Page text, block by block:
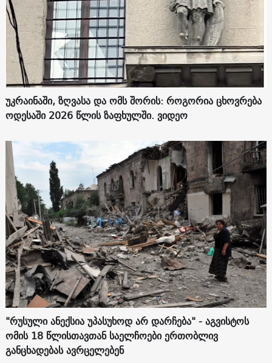
უკრაინაში, ზღვასა და ომს შორის: როგორია ცხოვრება
ოდესაში 2026 წლის ზაფხულში. ვიდეო
"რუსული ანექსია უპასუხოდ არ დარჩება" - აგვისტოს
ომის 18 წლისთავთან საელჩოები ერთობლივ
განცხადებას ავრცელებენ